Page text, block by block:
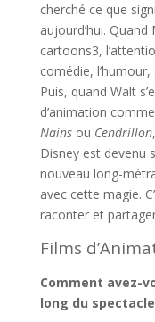
cherché ce que
aujourd’hui.
cartoons3,
comédie,
Puis, quand Walt
d’animation comme
Nainsou Cendrillon
Disney est devenu
nouveau long-
avec cette magie.
raconter et
Films
Comment avez-
long du spectacle